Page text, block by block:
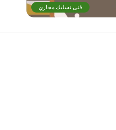
فنى تسليك مجاري